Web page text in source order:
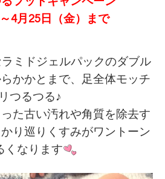
4月25日（金）まで
ミドジェルパックのダブル
かかとまで、
足全体モッチ
リつるつる♪
た古い汚れや角質を除去す
り巡りくすみがワントーン
くなります